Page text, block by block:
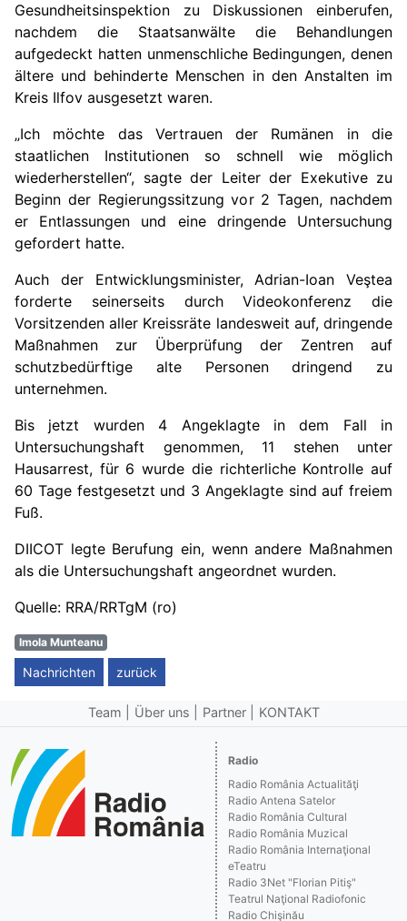
Gesundheitsinspektion zu Diskussionen einberufen,
nachdem die Staatsanwälte die Behandlungen
aufgedeckt hatten unmenschliche Bedingungen, denen
ältere und behinderte Menschen in den Anstalten im
Kreis Ilfov ausgesetzt waren.
„Ich möchte das Vertrauen der Rumänen in die
staatlichen Institutionen so schnell wie möglich
wiederherstellen“, sagte der Leiter der Exekutive zu
Beginn der Regierungssitzung vor 2 Tagen, nachdem
er Entlassungen und eine dringende Untersuchung
gefordert hatte.
Auch der Entwicklungsminister,Adrian-Ioan Veştea
forderte seinerseits durch Videokonferenz die
Vorsitzenden aller Kreissräte landesweit auf, dringende
Maßnahmen zur Überprüfung der Zentren auf
schutzbedürftige alte Personen dringend zu
unternehmen.
Bis jetzt wurden 4 Angeklagte in dem Fall in
Untersuchungshaft genommen, 11 stehen unter
Hausarrest, für 6 wurde die richterliche Kontrolle auf
60 Tage festgesetzt und 3 Angeklagte sind auf freiem
Fuß.
DIICOT legte Berufung ein, wenn andere Maßnahmen
als die Untersuchungshaft angeordnet wurden.
Quelle: RRA/RRTgM (ro)
Imola Munteanu
Nachrichten zurück
Team Über uns Partner KONTAKT
Radio
Radio România Actualităţi
Radio Antena Satelor
Radio România Cultural
Radio România Muzical
Radio România Internaţional
eTeatru
Radio 3Net "Florian Pitiş"
Teatrul Naţional Radiofonic
Radio Chişinău